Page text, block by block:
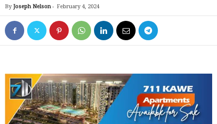
By Joseph Nelson- February 4, 2024